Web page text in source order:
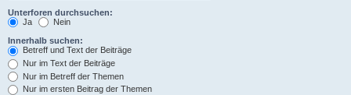
Unterforen durchsuchen:
Ja
Nein
Innerhalb suchen:
Betreff und Text der Beiträge
Nur im Text der Beiträge
Nur im Betreff der Themen
Nur im ersten Beitrag der Themen